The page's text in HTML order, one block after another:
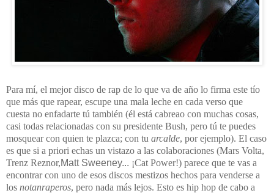
Para mí, el mejor disco de rap de lo que va de año lo firma este tío
que más que rapear, escupe una mala leche en cada verso que
cuesta no enfadarte tú también (él está cabreao con muchas cosas,
casi todas relacionadas con su presidente Bush, pero tú te puedes
mosquear con quien te plazca; con tu arcalde, por ejemplo). El caso
es que si a priori echas un vistazo a las colaboraciones (Mars Volta,
Trenz Reznor,Matt Sweeney... ¡Cat Power!) parece que te vas a
encontrar con uno de esos discos mestizos hechos para venderse a
los notanraperos, pero nada más lejos. Esto es hip hop de cabo a